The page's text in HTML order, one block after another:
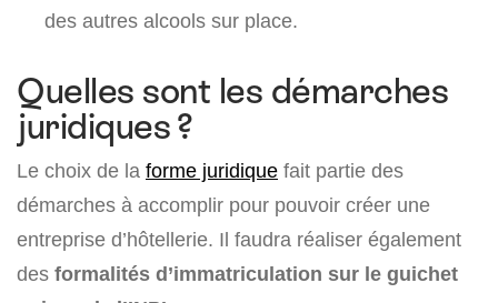
des autres alcools sur place.
Quelles sont les démarches
juridiques ?
Le choix de la forme juridique fait partie des
démarches à accomplir pour pouvoir créer une
entreprise d’hôtellerie. Il faudra réaliser également
des formalités d’immatriculation sur le guichet